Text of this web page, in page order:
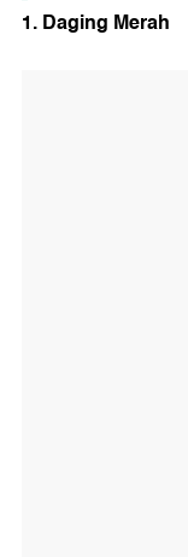
1. Daging Merah